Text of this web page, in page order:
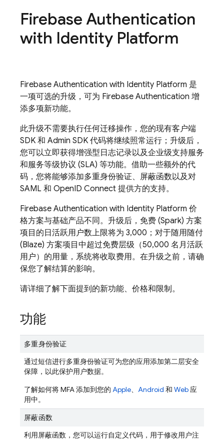
Firebase Authentication
with Identity Platform
Firebase Authentication with Identity Platform 是
一项可选的升级，可为 Firebase Authentication 增
添多项新功能。
此升级不需要执行任何迁移操作，您的现有客户端
SDK 和 Admin SDK 代码将继续照常运行；升级后，
您可以立即获得增强型日志记录以及企业级支持服务
和服务等级协议 (SLA) 等功能。借助一些额外的代
码，您将能够添加多重身份验证、屏蔽函数以及对
SAML 和 OpenID Connect 提供方的支持。
Firebase Authentication with Identity Platform 价
格方案与基础产品不同。升级后，免费 (Spark) 方案
项目的日活跃用户数上限将为 3,000；对于随用随付
(Blaze) 方案项目中超过免费层级（50,000 名月活跃
用户）的用量，系统将收取费用。在升级之前，请确
保您了解结算的影响。
请详细了解下面提到的新功能、价格和限制。
功能
多重身份验证
通过短信进行多重身份验证可为您的应用添加第二层安全
保障，以此保护用户数据。
了解如何将 MFA 添加到您的 Apple、 Android 和 Web 应
用中。
屏蔽函数
利用屏蔽函数，您可以运行自定义代码，用于修改用户注